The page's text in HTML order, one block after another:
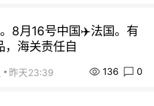
8月16号中国✈️法国。有
，海关责任自
昨天23:39 136 0